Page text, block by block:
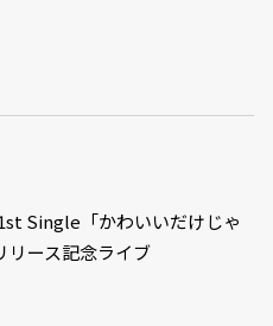
Single「かわいいだけじゃ
リース記念ライブ